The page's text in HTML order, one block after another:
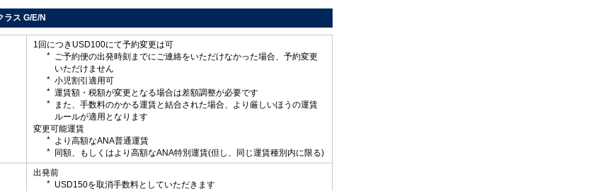
ス G/E/N
1回につきUSD100にて予約変更は可
ご予約便の出発時刻までにご連絡をいただけなかった場合、予約変更
いただけません
小児割引適用可
運賃額・税額が変更となる場合は差額調整が必要です
また、手数料のかかる運賃と結合された場合、より厳しいほうの運賃
ルールが適用となります
変更可能運賃
より高額なANA普通運賃
同額、もしくはより高額なANA特別運賃(但し、同じ運賃種別内に限る)
出発前
USD150を取消手数料としていただきます